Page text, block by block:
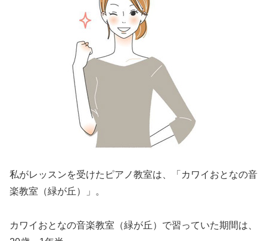
私がレッスンを受けたピアノ教室は、「カワイおとなの音
楽教室（緑が丘）」。
カワイおとなの音楽教室（緑が丘）で習っていた期間は、